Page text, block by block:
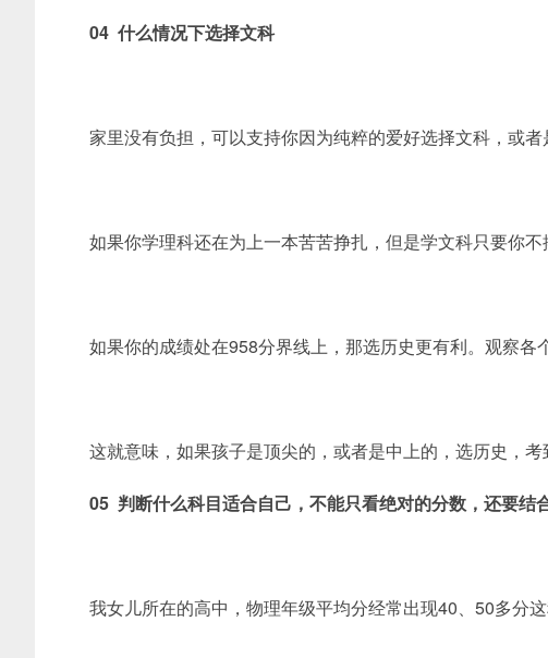
04 什么情况下选择文科
家里没有负担，可以支持你因为纯粹的爱好选择文科，或者
如果你学理科还在为上一本苦苦挣扎，但是学文科只要你不
如果你的成绩处在958分界线上，那选历史更有利。观察各
这就意味，如果孩子是顶尖的，或者是中上的，选历史，考
05 判断什么科目适合自己，不能只看绝对的分数，还要结
我女儿所在的高中，物理年级平均分经常出现40、50多分